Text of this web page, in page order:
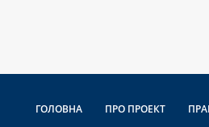
ГОЛОВНА ПРО ПРОЕКТ